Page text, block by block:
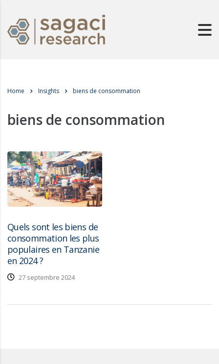
Home Insights biens de consommation
biens de consommation
Quels sont les biens de
consommation les plus
populaires en Tanzanie
en 2024 ?
27 septembre 2024